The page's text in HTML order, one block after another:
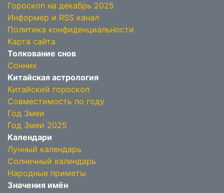
Гороскоп на декабрь 2025
Информер и RSS канал
Политика конфиденциальности
Карта сайта
Толкование снов
Сонник
Китайская астрология
Китайский гороскоп
Совместимость по году
Год Змеи
Год Змеи 2025
Календари
Лунный календарь
Солнечный календарь
Народные приметы
Значения имён